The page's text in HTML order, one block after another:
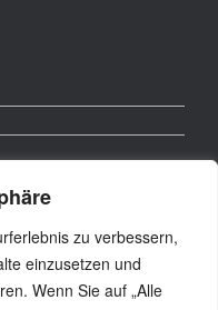
zu verbessern,
einzusetzen und
Wenn Sie auf „Alle